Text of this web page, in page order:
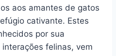
aos amantes de gatos
cativante. Estes
por sua
felinas, vem